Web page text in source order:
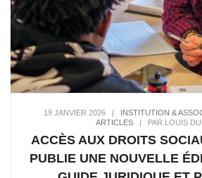
19 JANVIER 2026| INSTITUTION &
ARTICLES
PAR LOUIS
ACCÈS AUX DROITS
PUBLIE UNE NOUVELLE